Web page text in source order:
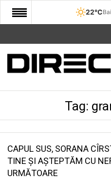
22°C
START
COMUNITATE
SANATATE
SPORT
Tag:
CAPUL SUS, SORANA
TINE ȘI AȘTEPTĂM CU
URMĂTOARE